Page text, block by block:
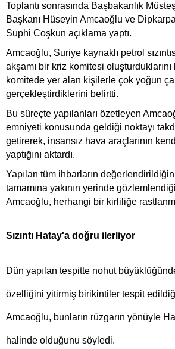
Toplantı sonrasında Başbakanlık
Başkanı Hüseyin Amcaoğlu ve
Suphi Coşkun açıklama yaptı.
Amcaoğlu, Suriye kaynaklı petrol
akşamı bir kriz komitesi oluşturduklarını
komitede yer alan kişilerle çok yoğun
gerçekleştirdiklerini belirtti.
Bu süreçte yapılanları özetleyen
emniyeti konusunda geldiği noktayı
getirerek, insansız hava araçlarının
yaptığını aktardı.
Yapılan tüm ihbarların
tamamına yakının yerinde
Amcaoğlu, herhangi bir kirliliğe
Sızıntı Hatay'a doğru ilerliyor
Dün yapılan tespitte nohut
özelliğini yitirmiş birikintiler tespit
Amcaoğlu, bunların rüzgarın yönüyle
halinde olduğunu söyledi.